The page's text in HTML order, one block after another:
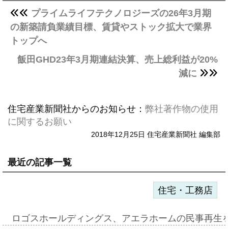
プライムライフテクノロジーズの26年3月期
の新築請負業績目標、賃貸やストック拡大で業界
トップへ
飯田GHD23年3月期連結決算、売上総利益が20%
減に
住宅産業新聞社からのお知らせ： 弊社著作物の使用
に関するお願い
2018年12月25日 住宅産業新聞社 編集部
最近の記事一覧
住宅・工務店
ロゴスホールディングス、アエラホームの民事再